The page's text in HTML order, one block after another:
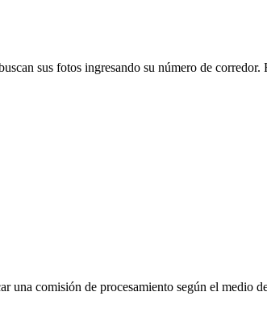
sus fotos ingresando su número de
una comisión de procesamiento según el medio